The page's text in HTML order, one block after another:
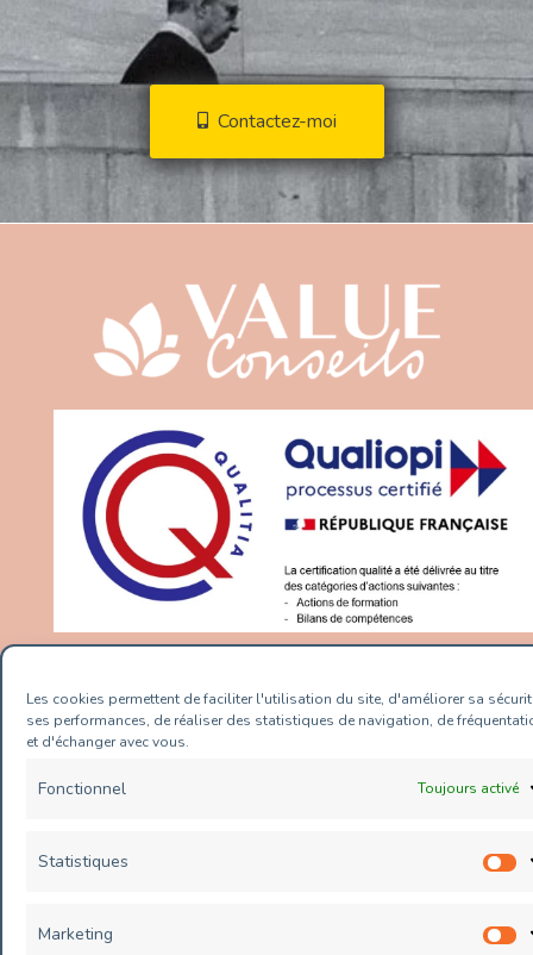
Les cookies permettent de faciliter l'utilisation du site, d'améliorer sa
ses performances, de réaliser des statistiques de navigation, de
et d'échanger avec vous.
Fonctionnel Toujours activé
Statistiques
Marketing
Contactez-moi
Plan de site
Contact